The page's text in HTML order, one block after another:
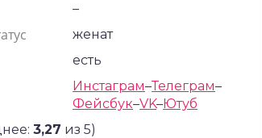
–
женат
есть
Инстаграм–Телеграм–
Фейсбук–VK–Ютуб
3,27 из 5)